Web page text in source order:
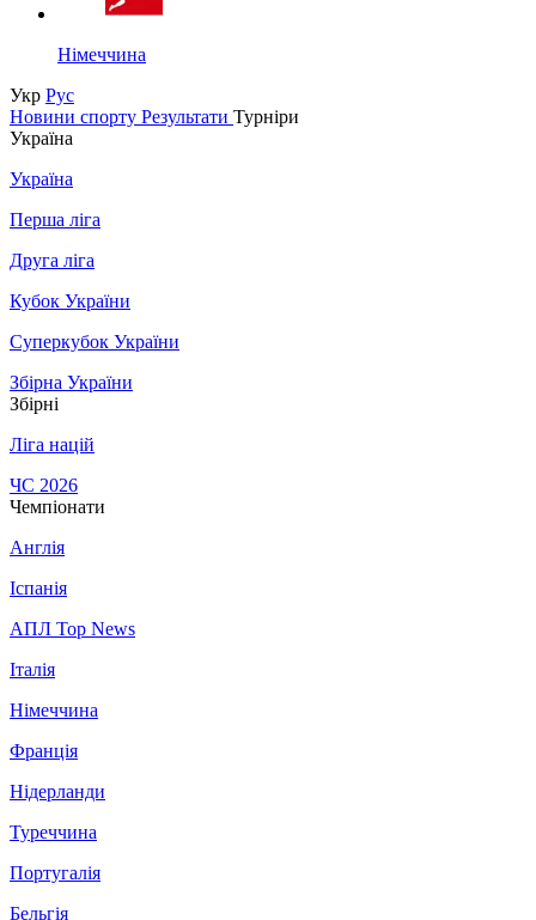
Німеччина
Укр Рус
Новини спорту Результати Турніри
Україна
Україна
Перша ліга
Друга ліга
Кубок України
Суперкубок України
Збірна України
Збірні
Ліга націй
ЧС 2026
Чемпіонати
Англія
Іспанія
АПЛ Top News
Італія
Німеччина
Франція
Нідерланди
Туреччина
Португалія
Бельгія